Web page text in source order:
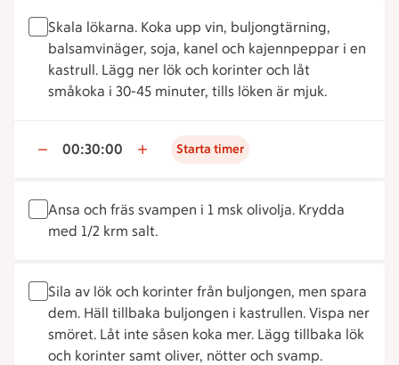
Skala lökarna. Koka upp vin, buljongtärning,
balsamvinäger, soja, kanel och kajennpeppar i en
kastrull. Lägg ner lök och korinter och låt
småkoka i 30-45 minuter, tills löken är mjuk.
00:30:00 Starta timer
Ansa och fräs svampen i 1 msk olivolja. Krydda
med 1/2 krm salt.
Sila av lök och korinter från buljongen, men spara
dem. Häll tillbaka buljongen i kastrullen. Vispa ner
smöret. Låt inte såsen koka mer. Lägg tillbaka lök
och korinter samt oliver, nötter och svamp.